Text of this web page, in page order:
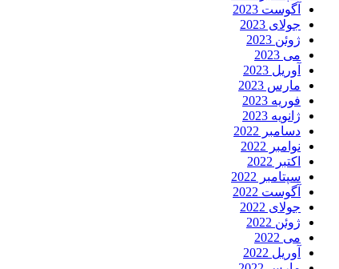
آگوست 2023
جولای 2023
ژوئن 2023
می 2023
آوریل 2023
مارس 2023
فوریه 2023
ژانویه 2023
دسامبر 2022
نوامبر 2022
اکتبر 2022
سپتامبر 2022
آگوست 2022
جولای 2022
ژوئن 2022
می 2022
آوریل 2022